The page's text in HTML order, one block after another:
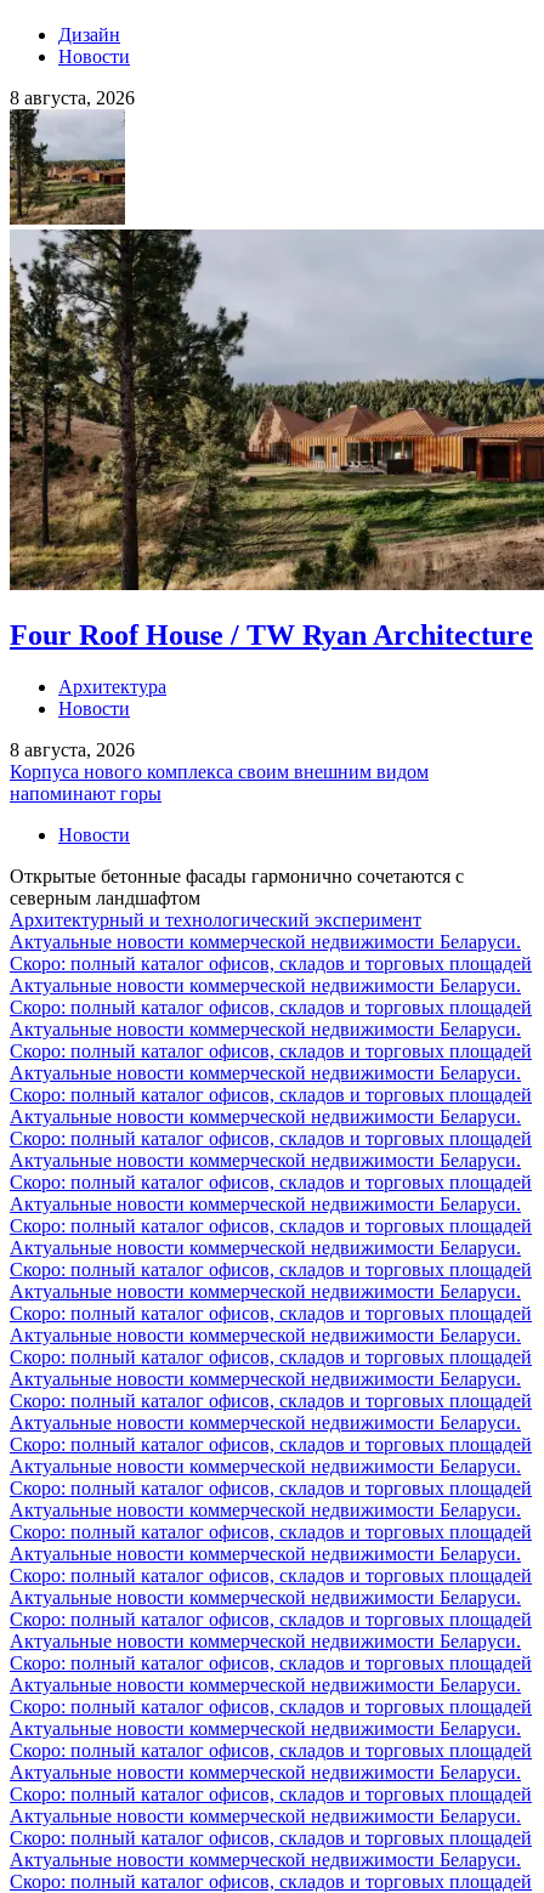
Дизайн
Новости
8 августа, 2026
Four Roof House / TW Ryan Architecture
Архитектура
Новости
8 августа, 2026
Корпуса нового комплекса своим внешним видом
напоминают горы
Новости
Открытые бетонные фасады гармонично сочетаются с
северным ландшафтом
Архитектурный и технологический эксперимент
Актуальные новости коммерческой недвижимости Беларуси.
Скоро: полный каталог офисов, складов и торговых площадей
Актуальные новости коммерческой недвижимости Беларуси.
Скоро: полный каталог офисов, складов и торговых площадей
Актуальные новости коммерческой недвижимости Беларуси.
Скоро: полный каталог офисов, складов и торговых площадей
Актуальные новости коммерческой недвижимости Беларуси.
Скоро: полный каталог офисов, складов и торговых площадей
Актуальные новости коммерческой недвижимости Беларуси.
Скоро: полный каталог офисов, складов и торговых площадей
Актуальные новости коммерческой недвижимости Беларуси.
Скоро: полный каталог офисов, складов и торговых площадей
Актуальные новости коммерческой недвижимости Беларуси.
Скоро: полный каталог офисов, складов и торговых площадей
Актуальные новости коммерческой недвижимости Беларуси.
Скоро: полный каталог офисов, складов и торговых площадей
Актуальные новости коммерческой недвижимости Беларуси.
Скоро: полный каталог офисов, складов и торговых площадей
Актуальные новости коммерческой недвижимости Беларуси.
Скоро: полный каталог офисов, складов и торговых площадей
Актуальные новости коммерческой недвижимости Беларуси.
Скоро: полный каталог офисов, складов и торговых площадей
Актуальные новости коммерческой недвижимости Беларуси.
Скоро: полный каталог офисов, складов и торговых площадей
Актуальные новости коммерческой недвижимости Беларуси.
Скоро: полный каталог офисов, складов и торговых площадей
Актуальные новости коммерческой недвижимости Беларуси.
Скоро: полный каталог офисов, складов и торговых площадей
Актуальные новости коммерческой недвижимости Беларуси.
Скоро: полный каталог офисов, складов и торговых площадей
Актуальные новости коммерческой недвижимости Беларуси.
Скоро: полный каталог офисов, складов и торговых площадей
Актуальные новости коммерческой недвижимости Беларуси.
Скоро: полный каталог офисов, складов и торговых площадей
Актуальные новости коммерческой недвижимости Беларуси.
Скоро: полный каталог офисов, складов и торговых площадей
Актуальные новости коммерческой недвижимости Беларуси.
Скоро: полный каталог офисов, складов и торговых площадей
Актуальные новости коммерческой недвижимости Беларуси.
Скоро: полный каталог офисов, складов и торговых площадей
Актуальные новости коммерческой недвижимости Беларуси.
Скоро: полный каталог офисов, складов и торговых площадей
Актуальные новости коммерческой недвижимости Беларуси.
Скоро: полный каталог офисов, складов и торговых площадей